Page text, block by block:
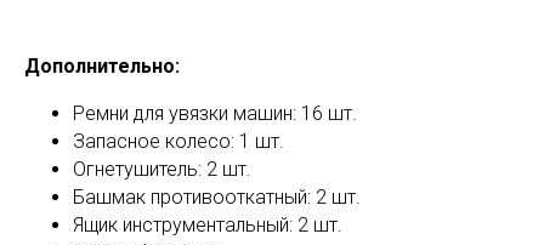
Дополнительно:
Ремни для увязки машин: 16 шт.
Запасное колесо: 1 шт.
Огнетушитель: 2 шт.
Башмак противооткатный: 2 шт.
Ящик инструментальный: 2 шт.